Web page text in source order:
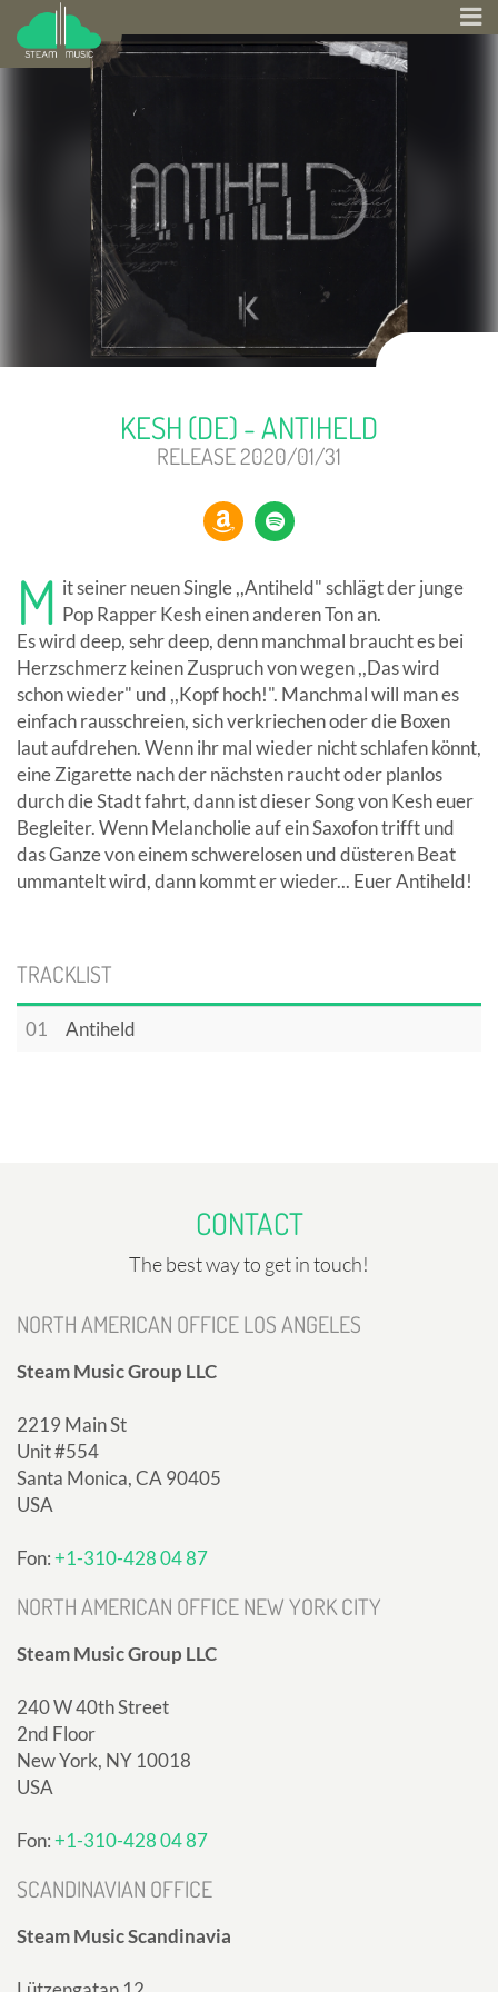
KESH (DE) - ANTIHELD
RELEASE 2020/01/31
M it seiner neuen Single ,,Antiheld" schlägt der junge
Pop Rapper Kesh einen anderen Ton an.
Es wird deep, sehr deep, denn manchmal braucht es bei
Herzschmerz keinen Zuspruch von wegen ,,Das wird
schon wieder" und ,,Kopf hoch!". Manchmal will man es
einfach rausschreien, sich verkriechen oder die Boxen
laut aufdrehen. Wenn ihr mal wieder nicht schlafen könnt,
eine Zigarette nach der nächsten raucht oder planlos
durch die Stadt fahrt, dann ist dieser Song von Kesh euer
Begleiter. Wenn Melancholie auf ein Saxofon trifft und
das Ganze von einem schwerelosen und düsteren Beat
ummantelt wird, dann kommt er wieder... Euer Antiheld!
TRACKLIST
01 Antiheld
CONTACT
The best way to get in touch!
NORTH AMERICAN OFFICE LOS ANGELES
Steam Music Group LLC
2219 Main St
Unit #554
Santa Monica, CA 90405
USA
Fon:+1-310-428 04 87
NORTH AMERICAN OFFICE NEW YORK CITY
Steam Music Group LLC
240 W 40th Street
2nd Floor
New York, NY 10018
USA
Fon:+1-310-428 04 87
SCANDINAVIAN OFFICE
Steam Music Scandinavia